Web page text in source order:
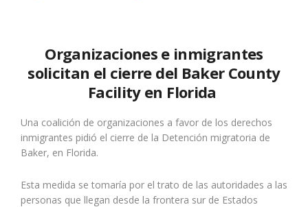
Organizaciones e inmigrantes
solicitan el cierre del Baker County
Facility en Florida
Una coalición de organizaciones a favor de los derechos
inmigrantes pidió el cierre de la Detención migratoria de
Baker, en Florida.
Esta medida se tomaría por el trato de las autoridades a las
personas que llegan desde la frontera sur de Estados